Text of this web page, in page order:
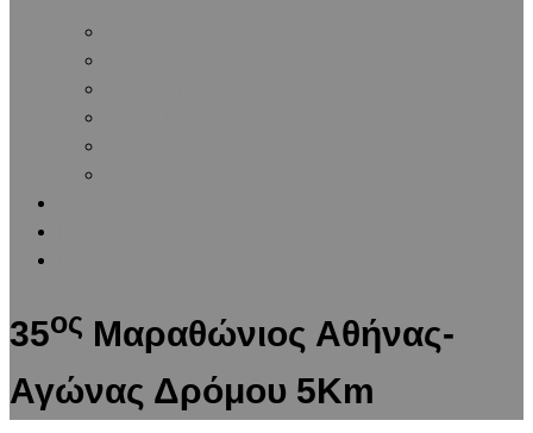
35ος Μαραθώνιος Αθήνας-
Αγώνας Δρόμου 5Km